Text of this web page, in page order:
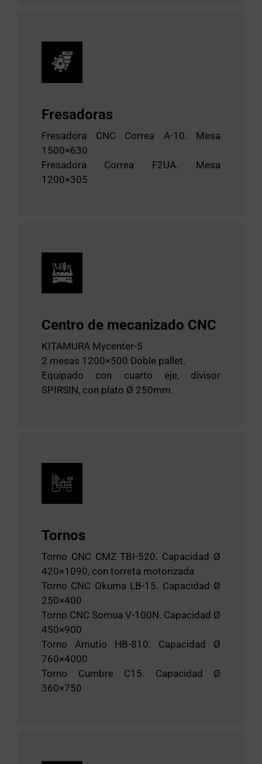
Fresadoras
Fresadora CNC Correa A-10. Mesa
1500×630
Fresadora Correa F2UA. Mesa
1200×305
Centro de mecanizado CNC
KITAMURA Mycenter-5
2 mesas 1200×500 Doble pallet.
Equipado con cuarto eje, divisor
SPIRSIN, con plato Ø 250mm.
Tornos
Torno CNC CMZ TBI-520. Capacidad Ø
420×1090, con torreta motorizada
Torno CNC Okuma LB-15. Capacidad Ø
250×400
Torno CNC Somua V-100N. Capacidad Ø
450×900
Torno Amutio HB-810. Capacidad Ø
760×4000
Torno Cumbre C15. Capacidad Ø
360×750